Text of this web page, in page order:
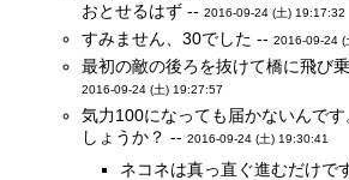
おとせるはず --2016-09-24 (土) 19:17:32
すみません、30でした --2016-09-24 (
最初の敵の後ろを抜けて橋に飛び
2016-09-24 (土) 19:27:57
気力100になっても届かないんで
しょうか？ --2016-09-24 (土) 19:30:41
ネコネは真っ直ぐ進むだけで